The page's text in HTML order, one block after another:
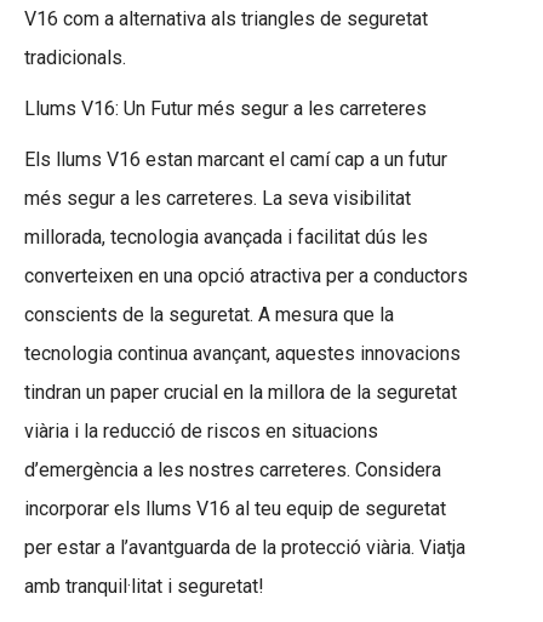
V16 com a alternativa als triangles de seguretat
tradicionals.
Llums V16: Un Futur més segur a les carreteres
Els llums V16 estan marcant el camí cap a un futur
més segur a les carreteres. La seva visibilitat
millorada, tecnologia avançada i facilitat dús les
converteixen en una opció atractiva per a conductors
conscients de la seguretat. A mesura que la
tecnologia continua avançant, aquestes innovacions
tindran un paper crucial en la millora de la seguretat
viària i la reducció de riscos en situacions
d’emergència a les nostres carreteres. Considera
incorporar els llums V16 al teu equip de seguretat
per estar a l’avantguarda de la protecció viària. Viatja
amb tranquil·litat i seguretat!